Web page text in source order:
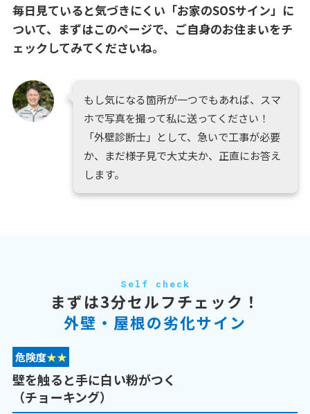
毎日見ていると気づきにくい「お家のSOSサイン」に
ついて、 まずはこのページで、ご自身のお住まいをチ
ェックしてみてくださいね。
もし気になる箇所が一つでもあれば、スマ
ホで写真を撮って私に送ってください！
「外壁診断士」として、急いで工事が必要
か、まだ様子見で大丈夫か、正直にお答え
します。
Self check
まずは3分セルフチェック！
外壁・屋根の劣化サイン
危険度★★
壁を触ると手に白い粉がつく
（チョーキング）